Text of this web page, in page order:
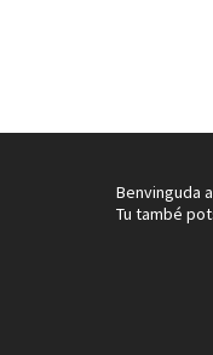
Benvinguda
Tu també